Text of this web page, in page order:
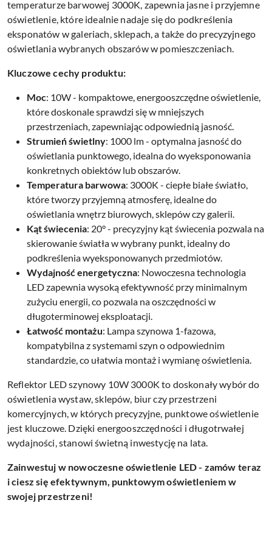
temperaturze barwowej 3000K, zapewnia jasne i przyjemne
oświetlenie, które idealnie nadaje się do podkreślenia
eksponatów w galeriach, sklepach, a także do precyzyjnego
oświetlania wybranych obszarów w pomieszczeniach.
Kluczowe cechy produktu:
Moc: 10W - kompaktowe, energooszczędne oświetlenie,
które doskonale sprawdzi się w mniejszych
przestrzeniach, zapewniając odpowiednią jasność.
Strumień świetlny: 1000 lm - optymalna jasność do
oświetlania punktowego, idealna do wyeksponowania
konkretnych obiektów lub obszarów.
Temperatura barwowa: 3000K - ciepłe białe światło,
które tworzy przyjemną atmosferę, idealne do
oświetlania wnętrz biurowych, sklepów czy galerii.
Kąt świecenia: 20° - precyzyjny kąt świecenia pozwala na
skierowanie światła w wybrany punkt, idealny do
podkreślenia wyeksponowanych przedmiotów.
Wydajność energetyczna: Nowoczesna technologia
LED zapewnia wysoką efektywność przy minimalnym
zużyciu energii, co pozwala na oszczędności w
długoterminowej eksploatacji.
Łatwość montażu: Lampa szynowa 1-fazowa,
kompatybilna z systemami szyn o odpowiednim
standardzie, co ułatwia montaż i wymianę oświetlenia.
Reflektor LED szynowy 10W 3000K to doskonały wybór do
oświetlenia wystaw, sklepów, biur czy przestrzeni
komercyjnych, w których precyzyjne, punktowe oświetlenie
jest kluczowe. Dzięki energooszczędności i długotrwałej
wydajności, stanowi świetną inwestycję na lata.
Zainwestuj w nowoczesne oświetlenie LED - zamów teraz
i ciesz się efektywnym, punktowym oświetleniem w
swojej przestrzeni!